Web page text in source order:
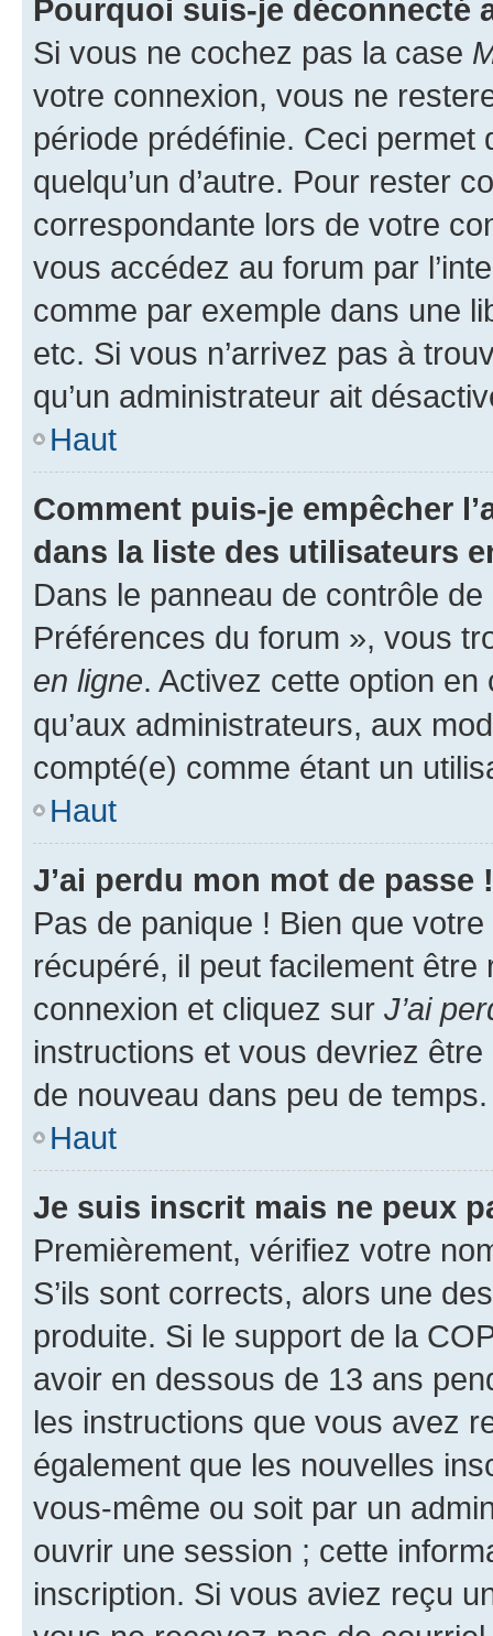
Pourquoi suis-je déconnecté
Si vous ne cochez pas la case
votre connexion, vous ne
période prédéfinie. Ceci permet
quelqu’un d’autre. Pour rester
correspondante lors de votre
vous accédez au forum par
comme par exemple dans une
etc. Si vous n’arrivez pas à
qu’un administrateur ait
Haut
Comment puis-je empêcher
dans la liste des utilisateurs
Dans le panneau de contrôle
Préférences du forum », vous
en ligne. Activez cette option
qu’aux administrateurs, aux
compté(e) comme étant un
Haut
J’ai perdu mon mot de passe !
Pas de panique ! Bien que
récupéré, il peut facilement
connexion et cliquez sur J’ai
instructions et vous devriez
de nouveau dans peu de temps.
Haut
Je suis inscrit mais ne peux
Premièrement, vérifiez votre
S’ils sont corrects, alors une
produite. Si le support de la
avoir en dessous de 13 ans
les instructions que vous avez
également que les nouvelles
vous-même ou soit par un
ouvrir une session ; cette
inscription. Si vous aviez reçu